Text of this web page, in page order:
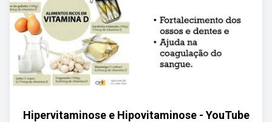
Hipervitaminose e Hipovitaminose - YouTube